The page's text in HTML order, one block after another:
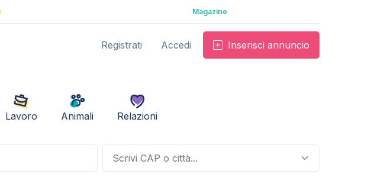
Magazine
Registrati Accedi Inserisci annuncio
Lavoro Animali Relazioni